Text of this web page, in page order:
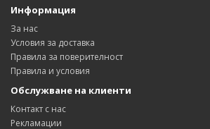
Информация
За нас
Условия за доставка
Правила за поверителност
Правила и условия
Обслужване на клиенти
Контакт с нас
Рекламации